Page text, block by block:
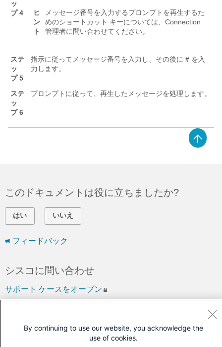
ッ
プ 4
ヒ
ン
ト
メッセージ番号を入力するプロンプトを再生するた
めのショートカット キーについては、Connection
管理者に問い合わせてください。
ステ
ッ
プ 5
指示に従ってメッセージ番号を入力し、その後に # を入
力します。
ステ
ッ
プ 6
プロンプトに従って、再生したメッセージを処理します。
このドキュメントは役に立ちましたか?
はい いいえ
フィードバック
シスコに問い合わせ
サポート ケースをオープン
By continuing to use our website, you acknowledge the
use of cookies.